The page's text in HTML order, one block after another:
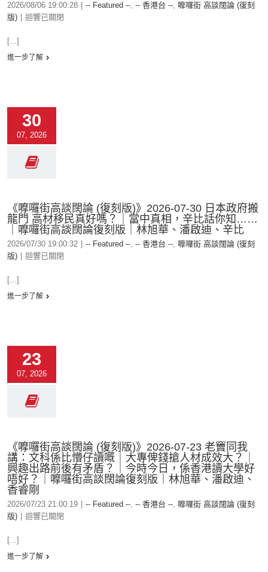
2026/08/06 19:00:28 -- Featured --, -- 香港台 --, 嚤囉街 高談闊論 (復刻
版)
迴響已關閉
[...]
進一步了解
30
07, 2026
《嚤囉街高談闊論 (復刻版)》2026-07-30 日本政府搬
龍門 高材移民真好嗎？｜當中真相，辛比話你知……
｜嚤囉街高談闊論復刻版｜林旭華、潘啟迪、辛比
2026/07/30 19:00:32 -- Featured --, -- 香港台 --, 嚤囉街 高談闊論 (復刻
版)
迴響已關閉
[...]
進一步了解
23
07, 2026
《嚤囉街高談闊論 (復刻版)》2026-07-23 老竇同我
講：文科係比懵仔讀嘅｜大專俾錢搶人材成效大？｜
興趣出路前後有矛盾？｜今時今日，係香港讀大學好
唔好？｜嚤囉街高談闊論復刻版｜林旭華、潘啟迪、
香睿剛
2026/07/23 21:00:19 -- Featured --, -- 香港台 --, 嚤囉街 高談闊論 (復刻
版)
迴響已關閉
[...]
進一步了解